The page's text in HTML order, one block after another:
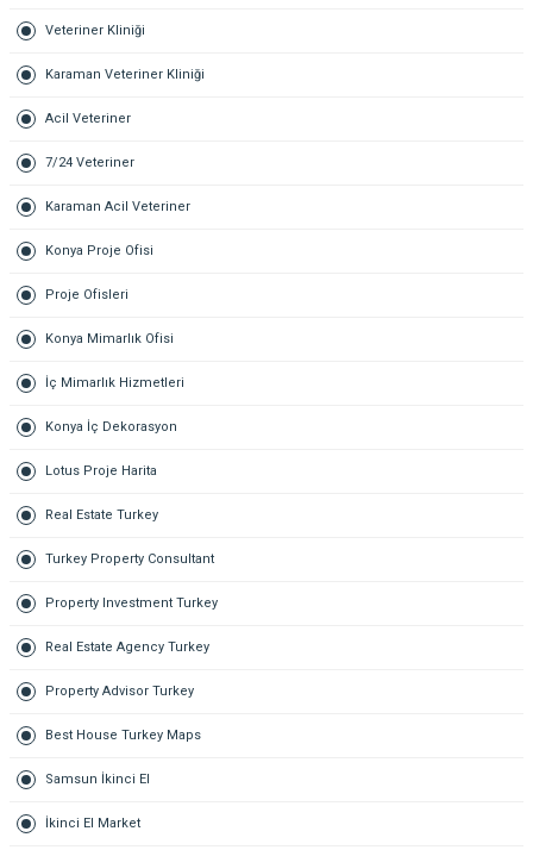
Veteriner Kliniği
Karaman Veteriner Kliniği
Acil Veteriner
7/24 Veteriner
Karaman Acil Veteriner
Konya Proje Ofisi
Proje Ofisleri
Konya Mimarlık Ofisi
İç Mimarlık Hizmetleri
Konya İç Dekorasyon
Lotus Proje Harita
Real Estate Turkey
Turkey Property Consultant
Property Investment Turkey
Real Estate Agency Turkey
Property Advisor Turkey
Best House Turkey Maps
Samsun İkinci El
İkinci El Market